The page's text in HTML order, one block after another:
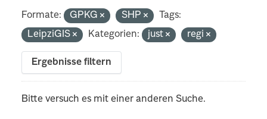
Formate: GPKG SHP
Tags:
LeipziGIS
Kategorien: just regi
Ergebnisse filtern
Bitte versuch es mit einer anderen Suche.